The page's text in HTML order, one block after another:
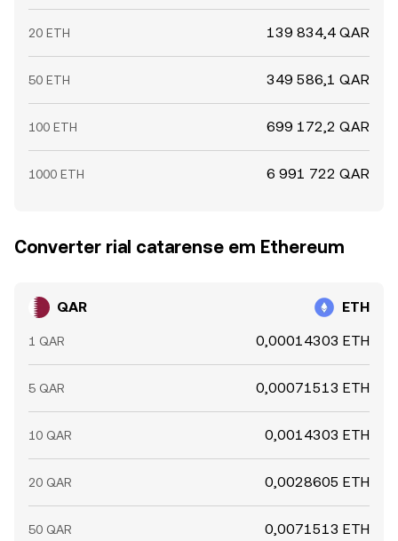
20 ETH 139 834,4 QAR
50 ETH 349 586,1 QAR
100 ETH 699 172,2 QAR
1000 ETH 6 991 722 QAR
Converter rial catarense em Ethereum
QAR ETH
1 QAR 0,00014303 ETH
5 QAR 0,00071513 ETH
10 QAR 0,0014303 ETH
20 QAR 0,0028605 ETH
50 QAR 0,0071513 ETH